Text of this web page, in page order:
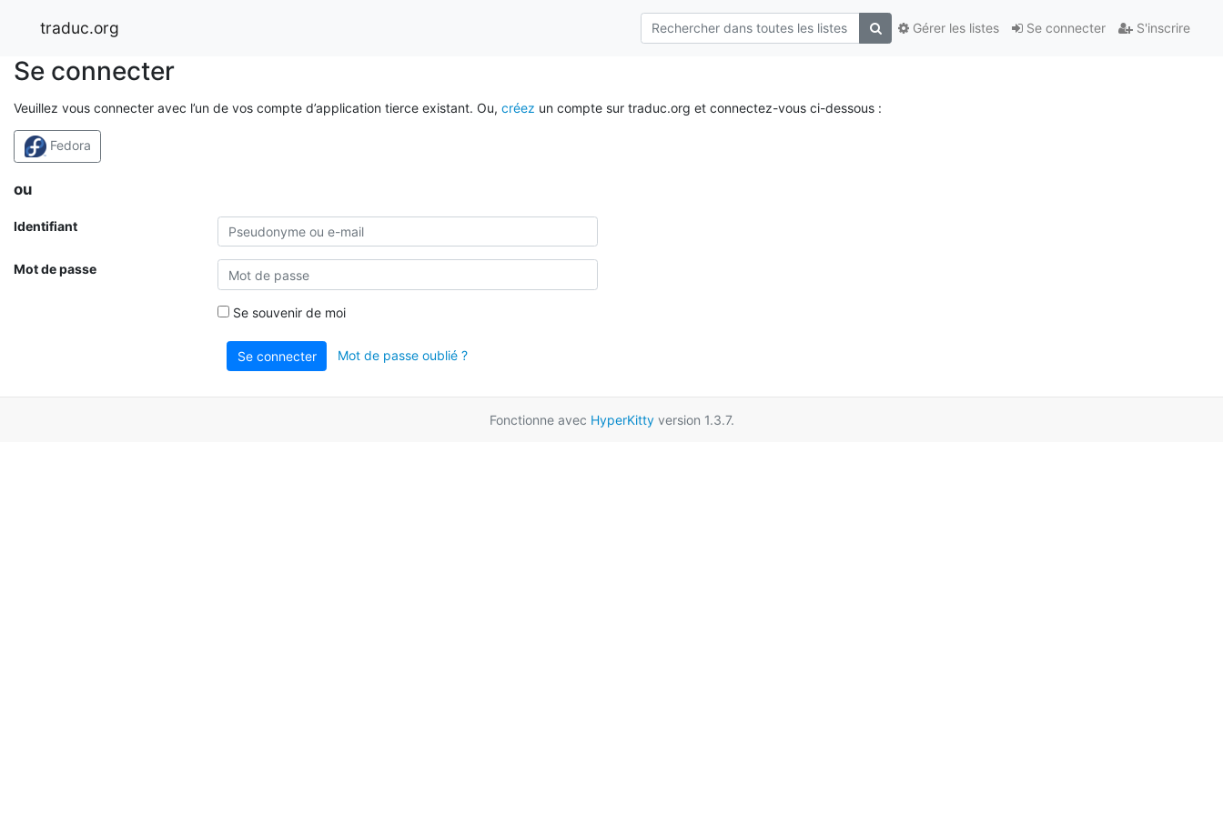
traduc.org Se connecter S'inscrire
Gérer les listes
Se connecter
Veuillez vous connecter avec l’un de vos compte d’application tierce existant. Ou, créez un compte sur traduc.org et connectez-vous ci-dessous :
Fedora
ou
Identifiant
Mot de passe
Se souvenir de moi
Se connecter Mot de passe oublié ?
Fonctionne avec HyperKittyversion 1.3.7.